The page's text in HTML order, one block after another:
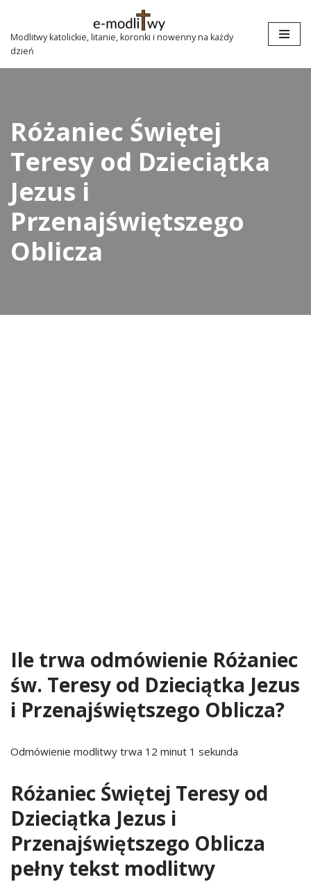
Przejdź
do
treści
Modlitwy katolickie, litanie, koronki i nowenny na każdy
dzień
Różaniec Świętej
Teresy od Dzieciątka
Jezus i
Przenajświętszego
Oblicza
Ile trwa odmówienie Różaniec
św. Teresy od Dzieciątka Jezus
i Przenajświętszego Oblicza?
Odmówienie modlitwy trwa 12 minut 1 sekunda
Różaniec Świętej Teresy od
Dzieciątka Jezus i
Przenajświętszego Oblicza
pełny tekst modlitwy